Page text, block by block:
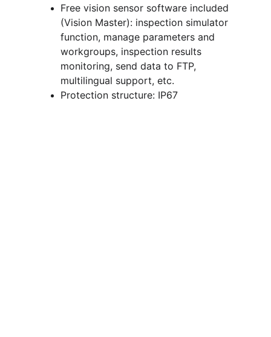
Free vision sensor software included
(Vision Master): inspection simulator
function, manage parameters and
workgroups, inspection results
monitoring, send data to FTP,
multilingual support, etc.
Protection structure: IP67